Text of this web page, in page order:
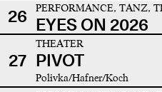
26
PERFORMANCE, TANZ,
EYES ON 2026
27
THEATER
PIVOT
Polivka/Hafner/Koch